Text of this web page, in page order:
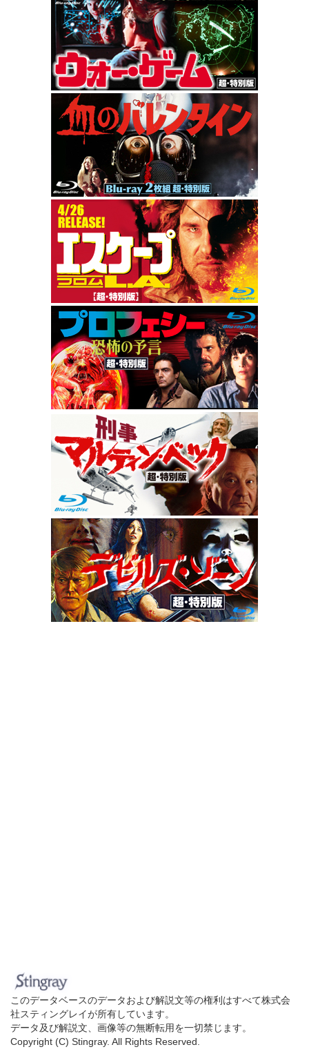
このデータベースのデータおよび解説文等の権利はすべて株式会
社スティングレイが所有しています。
データ及び解説文、画像等の無断転用を一切禁じます。
Copyright (C) Stingray. All Rights Reserved.